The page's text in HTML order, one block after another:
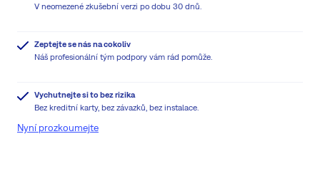
V neomezené zkušební verzi po dobu 30 dnů.
Zeptejte se nás na cokoliv
Náš profesionální tým podpory vám rád pomůže.
Vychutnejte si to bez rizika
Bez kreditní karty, bez závazků, bez instalace.
Nyní prozkoumejte